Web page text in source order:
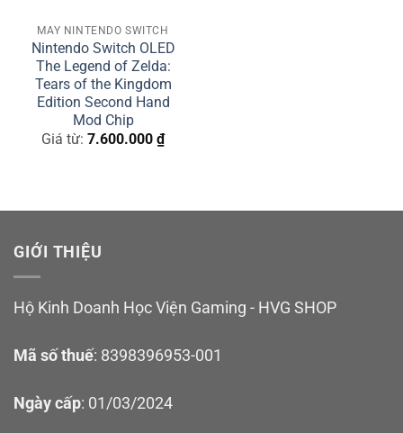
MÁY NINTENDO SWITCH
Nintendo Switch OLED
The Legend of Zelda:
Tears of the Kingdom
Edition Second Hand
Mod Chip
Giá từ: 7.600.000 ₫
GIỚI THIỆU
Hộ Kinh Doanh Học Viện Gaming - HVG SHOP
Mã số thuế: 8398396953-001
Ngày cấp: 01/03/2024